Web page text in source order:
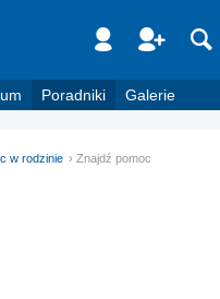
Poradniki Galerie
w rodzinie Znajdź pomoc